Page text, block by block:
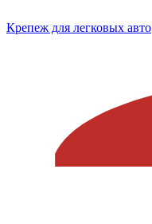
Крепеж для легковых авто